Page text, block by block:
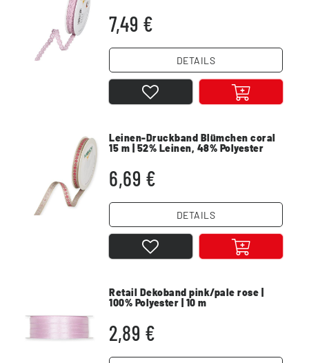
7,49 €
DETAILS
Leinen-Druckband Blümchen coral
15 m | 52% Leinen, 48% Polyester
6,69 €
DETAILS
Retail Dekoband pink/pale rose |
100% Polyester | 10 m
2,89 €